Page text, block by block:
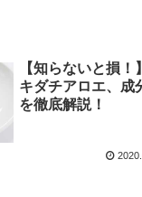
【知らないと損！
キダチアロエ、成
を徹底解説！